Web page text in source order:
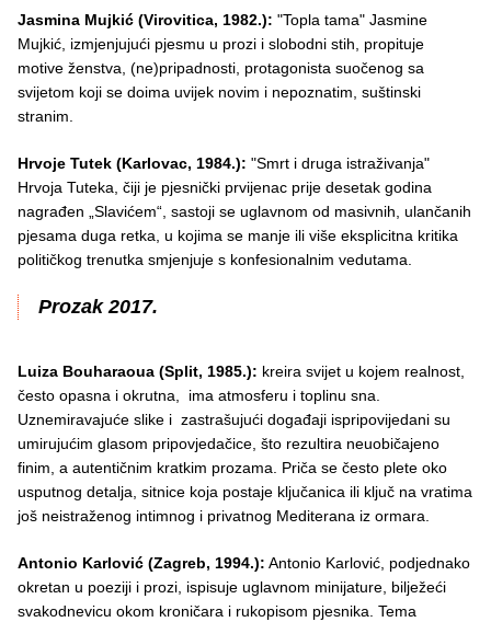
Jasmina Mujkić (Virovitica, 1982.): "Topla tama" Jasmine
Mujkić, izmjenjujući pjesmu u prozi i slobodni stih, propituje
motive ženstva, (ne)pripadnosti, protagonista suočenog sa
svijetom koji se doima uvijek novim i nepoznatim, suštinski
stranim.
Hrvoje Tutek (Karlovac, 1984.): "Smrt i druga istraživanja"
Hrvoja Tuteka, čiji je pjesnički prvijenac prije desetak godina
nagrađen „Slavićem“, sastoji se uglavnom od masivnih, ulančanih
pjesama duga retka, u kojima se manje ili više eksplicitna kritika
političkog trenutka smjenjuje s konfesionalnim vedutama.
Prozak 2017.
Luiza Bouharaoua (Split, 1985.): kreira svijet u kojem realnost,
često opasna i okrutna, ima atmosferu i toplinu sna.
Uznemiravajuće slike i zastrašujući događaji ispripovijedani su
umirujućim glasom pripovjedačice, što rezultira neuobičajeno
finim, a autentičnim kratkim prozama. Priča se često plete oko
usputnog detalja, sitnice koja postaje ključanica ili ključ na vratima
još neistraženog intimnog i privatnog Mediterana iz ormara.
Antonio Karlović (Zagreb, 1994.): Antonio Karlović, podjednako
okretan u poeziji i prozi, ispisuje uglavnom minijature, bilježeći
svakodnevicu okom kroničara i rukopisom pjesnika. Tema